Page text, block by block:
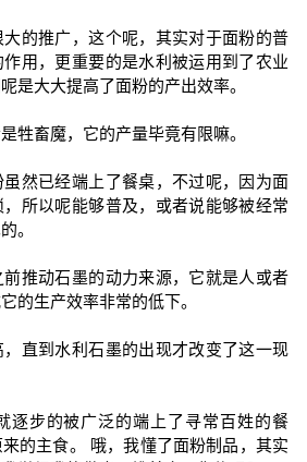
的推广，这个呢，其实对于面粉的普
用，更重要的是水利被运用到了农业
是大大提高了面粉的产出效率。
牲畜魔，它的产量毕竟有限嘛。
然已经端上了餐桌，不过呢，因为面
所以呢能够普及，或者说能够被经常
。
推动石墨的动力来源，它就是人或者
的生产效率非常的低下。
直到水利石墨的出现才改变了这一现
逐步的被广泛的端上了寻常百姓的餐
的主食。 哦，我懂了面粉制品，其实